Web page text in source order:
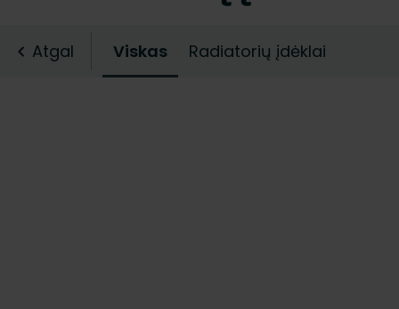
Atgal Viskas Radiatorių įdėklai